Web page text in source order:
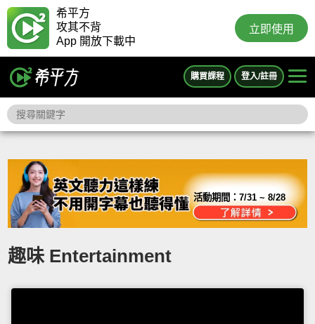
希平方
攻其不背
App 開放下載中
立即使用
購買課程 登入/註冊
活動期間：7/31 ~ 8/28
趣味 Entertainment